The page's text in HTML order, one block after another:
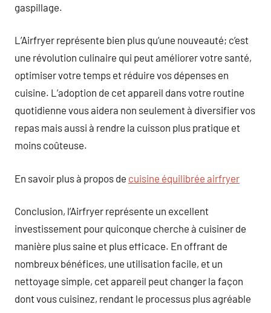
gaspillage.
L’Airfryer représente bien plus qu’une nouveauté; c’est
une révolution culinaire qui peut améliorer votre santé,
optimiser votre temps et réduire vos dépenses en
cuisine. L’adoption de cet appareil dans votre routine
quotidienne vous aidera non seulement à diversifier vos
repas mais aussi à rendre la cuisson plus pratique et
moins coûteuse.
En savoir plus à propos de cuisine équilibrée airfryer
Conclusion, l’Airfryer représente un excellent
investissement pour quiconque cherche à cuisiner de
manière plus saine et plus efficace. En offrant de
nombreux bénéfices, une utilisation facile, et un
nettoyage simple, cet appareil peut changer la façon
dont vous cuisinez, rendant le processus plus agréable